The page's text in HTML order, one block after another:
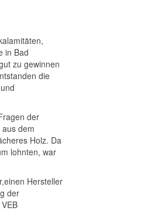
in Bad
zu gewinnen
die
der
dem
Holz. Da
lohnten, war
Hersteller
der